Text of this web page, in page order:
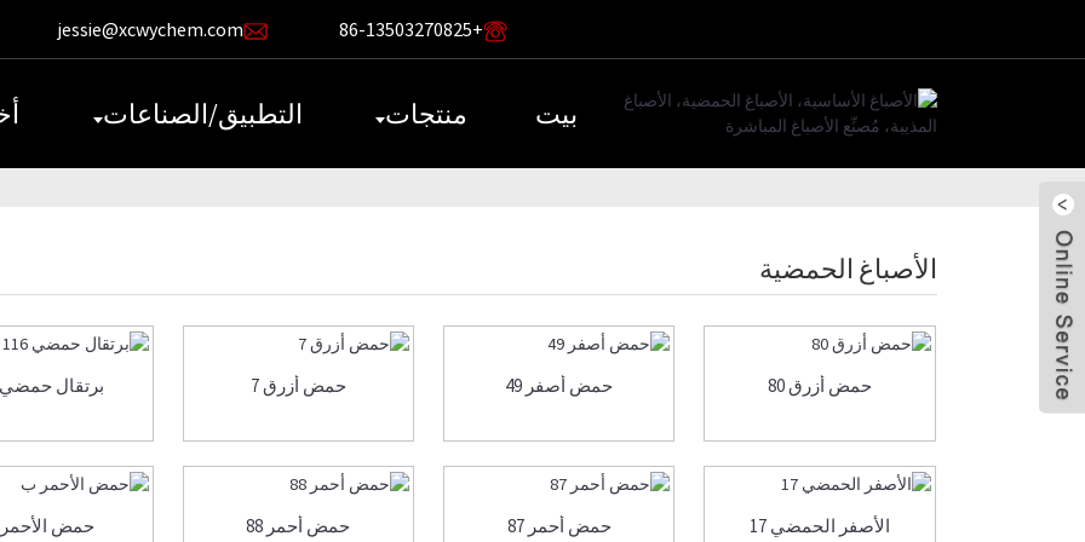
jessie@xcwychem.com +86-13503270825
بيت منتجات التطبيق/الصناعات
الأصباغ الحمضية
حمض أزرق 80 حمض أصفر 49 حمض أزرق 7 برتقال حمضي 116
الأصفر الحمضي 17 حمض أحمر 87 حمض أحمر 88 حمض
إرسال بريد
إلكتروني
جيسي جينج